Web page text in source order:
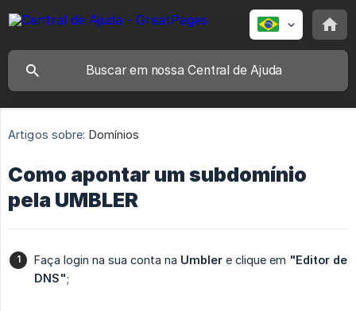
Artigos sobre: Domínios
Como apontar um subdomínio
pela UMBLER
Faça login na sua conta na Umbler e clique em "Editor de
DNS";